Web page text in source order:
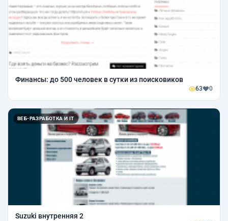
Финансы: до 500 человек в сутки из поисковиков
63 0
ВЕБ-РАЗРАБОТКА И IT
Suzuki внутренняя 2